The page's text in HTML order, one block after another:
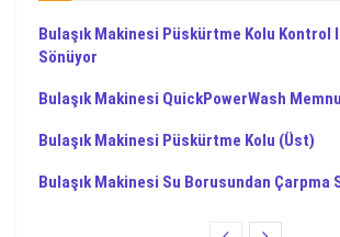
Bulaşık Makinesi Püskürtme Kolu Kontrol
Sönüyor
Bulaşık Makinesi QuickPowerWash
Bulaşık Makinesi Püskürtme Kolu (Üst)
Bulaşık Makinesi Su Borusundan Çarpma